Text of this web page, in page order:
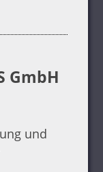
GmbH
und